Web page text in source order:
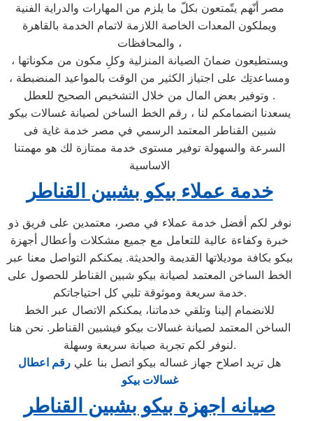
مصر أنّهم يتّمتعون بكلّ ما يلزم من المهارات والدراية الفنية
ويملكون المعدات الخاصة اللازمة لاتمام الخدمة بالقاهرة
والمحافظات ،
ويستطيعون ضمانَ الصيانة المنزلية وكلِ مكون من مكوناتها ،
ومساعدتِك على اجتياز الكثير من الوقت بالمواعيد المنضبطة ،
وتوفير بعض المال من خلال التشخيص الصحيح للعطل .
يسعدنا انضمامكم لنا ، رقم الخط الساخن لصيانة غسالات بيكو
شبين القناطر المعتمد الرسمي في مصر خدمة غاية فى
السرعة والسهولة توفير مستوى خدمة ممتازة لك هو مهمتنا
الاساسية
خدمة عملاء بيكو بشبين القناطر
نوفر لكم أفضل خدمة عملاء في مصر، معتمدين على فريق ذو
خبرة وكفاءة عالية للتعامل مع جميع مشكلات وأعطال أجهزة
بيكو بكافة موديلاتها القديمة والحديثة. يمكنكم التواصل معنا عبر
الخط الساخن المعتمد لصيانة بيكو شبين القناطر للحصول على
خدمة سريعة وموثوقة تلبي كل احتياجاتكم.
للانضمام إلينا وتلقي خدماتنا، يمكنكم الاتصال عبر الخط
الساخن المعتمد لصيانة غسالات بيكو فيشبين القناطر. نحن هنا
لنوفر لكم تجربة صيانة سريعة وسهلة.
هل تريد اصلاح جهاز غساله بيكو اتصل بنا علي رقم اعطال
غسالات بيكو
صيانه اجهزة بيكو بشبين القناطر